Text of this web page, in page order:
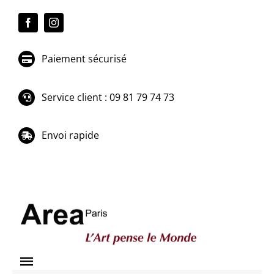
Paiement sécurisé
Service client : 09 81 79 74 73
Envoi rapide